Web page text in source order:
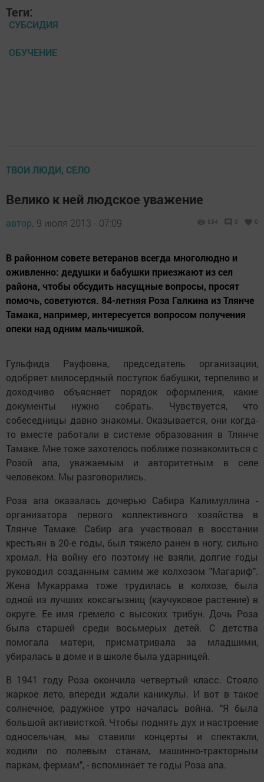
Теги:
СУБСИДИЯ
ОБУЧЕНИЕ
ТВОИ ЛЮДИ, СЕЛО
Велико к ней людское уважение
автор, 9 июля 2013 - 07:09 634 0 0
В районном совете ветеранов всегда многолюдно и
оживленно: дедушки и бабушки приезжают из сел
района, чтобы обсудить насущные вопросы, просят
помочь, советуются. 84-летняя Роза Галкина из Тлянче
Тамака, например, интересуется вопросом получения
опеки над одним мальчишкой.
Гульфида Рауфовна, председатель организации,
одобряет милосердный поступок бабушки, терпеливо и
доходчиво объясняет порядок оформления, какие
документы нужно собрать. Чувствуется, что
собеседницы давно знакомы. Оказывается, они когда-
то вместе работали в системе образования в Тлянче
Тамаке. Мне тоже захотелось поближе познакомиться с
Розой апа, уважаемым и авторитетным в селе
человеком. Мы разговорились.
Роза апа оказалась дочерью Сабира Калимуллина -
организатора первого коллективного хозяйства в
Тлянче Тамаке. Сабир ага участвовал в восстании
крестьян в 20-е годы, был тяжело ранен в ногу, сильно
хромал. На войну его поэтому не взяли, долгие годы
руководил созданным самим же колхозом "Магариф".
Жена Мукаррама тоже трудилась в колхозе, была
одной из лучших коксагызниц (каучуковое растение) в
округе. Ее имя гремело с высоких трибун. Дочь Роза
была старшей среди восьмерых детей. С детства
помогала матери, присматривала за младшими,
убиралась в доме и в школе была ударницей.
В 1941 году Роза окончила четвертый класс. Стояло
жаркое лето, впереди ждали каникулы. И вот в такое
солнечное, радужное утро началась война. "Я была
большой активисткой. Чтобы поднять дух и настроение
односельчан, мы ставили концерты и спектакли,
ходили по полевым станам, машинно-тракторным
паркам, фермам", - вспоминает те годы Роза апа.